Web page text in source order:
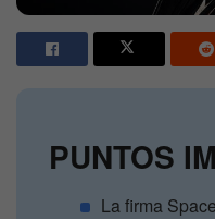
PUNTOS
La firma